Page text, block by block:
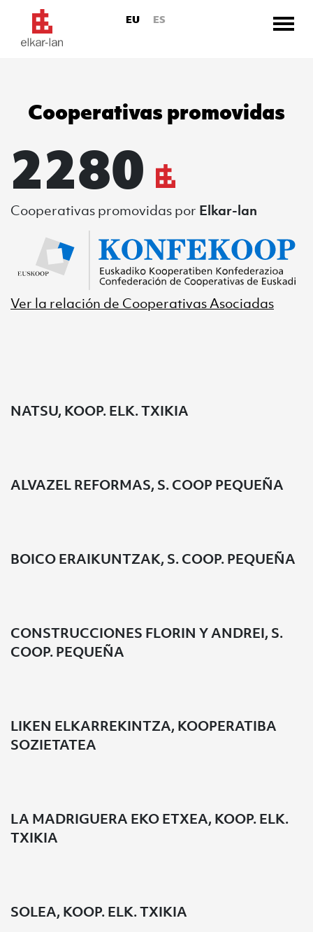
Ir directamente al contenido
EU ES
Cooperativas promovidas
2280
Cooperativas promovidas por Elkar-lan
Ver la relación de Cooperativas Asociadas
NATSU, KOOP. ELK. TXIKIA
ALVAZEL REFORMAS, S. COOP PEQUEÑA
BOICO ERAIKUNTZAK, S. COOP. PEQUEÑA
CONSTRUCCIONES FLORIN Y ANDREI, S.
COOP. PEQUEÑA
LIKEN ELKARREKINTZA, KOOPERATIBA
SOZIETATEA
LA MADRIGUERA EKO ETXEA, KOOP. ELK.
TXIKIA
SOLEA, KOOP. ELK. TXIKIA